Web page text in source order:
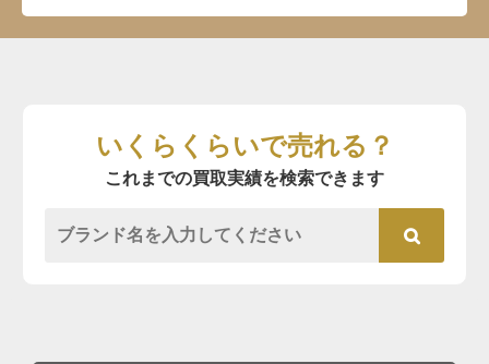
いくらくらいで売れる？
これまでの買取実績を検索できます